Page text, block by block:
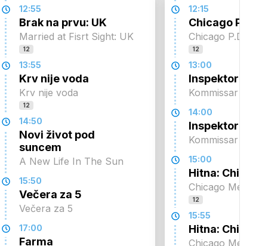
12:55
Brak na prvu: UK
Married at Fisrt Sight: UK
12
13:55
Krv nije voda
Krv nije voda
12
14:50
Novi život pod
suncem
A New Life In The Sun
15:50
Večera za 5
Večera za 5
17:00
Farma
12:15
Chicago P.D.
Chicago P.D.
12
13:00
Inspektor
Kommissar Rex
14:00
Inspektor
Kommissar Rex
15:00
Hitna:
Chicago Med
12
15:55
Hitna:
Chicago Med